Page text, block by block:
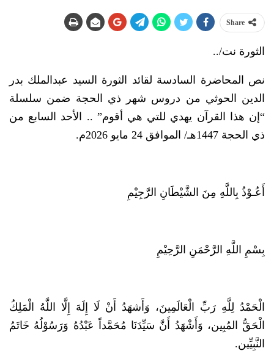
Share
الثورة نت/..
نص المحاضرة السادسة لقائد الثورة السيد عبدالملك بدر
الدين الحوثي من دروس شهر ذي الحجة ضمن سلسلة
“إن هذا القرآن يهدي للتي هي أقوم” .. الأحد السابع من
ذي الحجة 1447هـ/ الموافق 24 مايو 2026م.
أَعُـوْذُ بِاللَّهِ مِنَ الشَّيْطَانِ الرَّجِيْمِ
بِسْمِ اللَّهِ الرَّحْمَنِ الرَّحِيْمِ
الْحَمْدُ لِلَّهِ رَبِّ الْعَالَمِينَ، وَأَشهَدُ أَنْ لَا إِلَهَ إِلَّا اللَّهُ الْمَلِكُ
الْحَقُّ المُبِين، وَأَشْهَدُ أَنَّ سَيِّدَنَا مُحَمَّداً عَبْدُهُ وَرَسُوْلُهُ خَاتَمُ
النَّبِيِّين.